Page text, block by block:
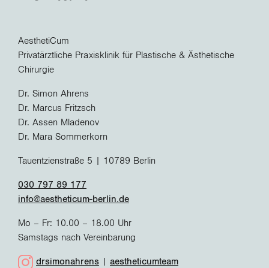
AesthetiCum
Privatärztliche Praxisklinik für Plastische & Ästhetische
Chirurgie
Dr. Simon Ahrens
Dr. Marcus Fritzsch
Dr. Assen Mladenov
Dr. Mara Sommerkorn
Tauentzienstraße 5 | 10789 Berlin
030 797 89 177
info@aestheticum-berlin.de
Mo – Fr: 10.00 – 18.00 Uhr
Samstags nach Vereinbarung
drsimonahrens aestheticumteam